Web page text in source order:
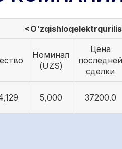
Номинал
(UZS)
Цена
последней
сделки
5,000 37200.0